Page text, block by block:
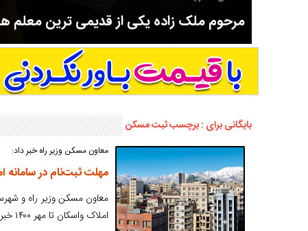
مرحوم ملک زاده یکی از قدیمی ترین معلم
سوادآموزی و عضو موسس مدرسه اورنگ سیاهکل نیز بود و در سال ۱۳۵۸ بازنشست شد.
بایگانی برای : برچسب ثبت مسکن
معاون مسکن وزیر راه خبر داد:
مهلت ثبت‌نام در سامانه
معاون مسکن وزیر راه و
املاک واسکان تا مهر ۱۴۰۰ خبر داد و گفت: این مصوبه تا چند روز آینده ابلاغ خواهد شد.